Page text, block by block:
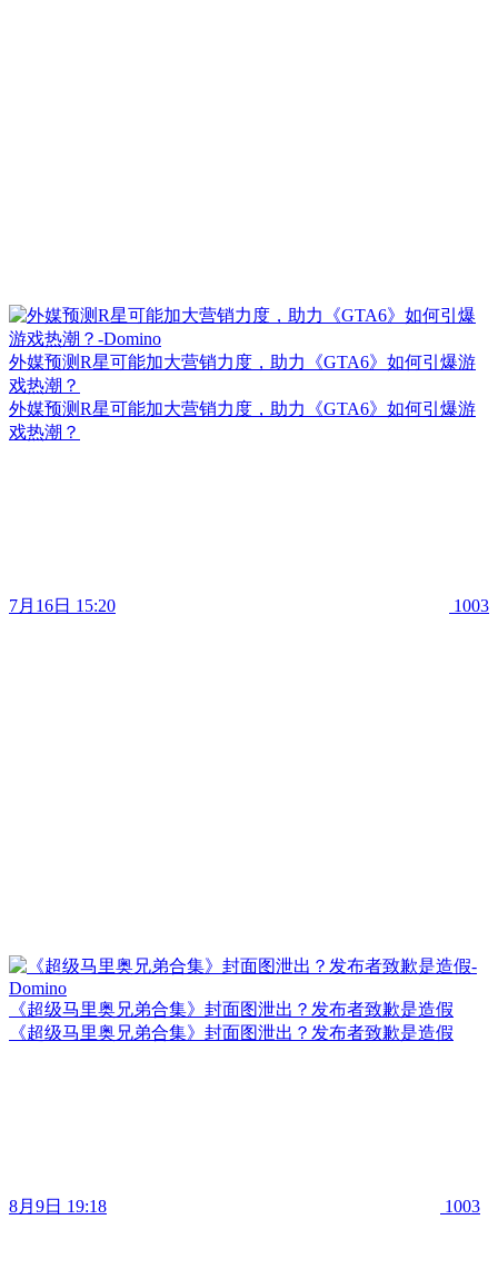
外媒预测R星可能加大营销力度，助力《GTA6》如何引爆游
戏热潮？
外媒预测R星可能加大营销力度，助力《GTA6》如何引爆游
戏热潮？
7月16日 15:20 1003
《超级马里奥兄弟合集》封面图泄出？发布者致歉是造假
《超级马里奥兄弟合集》封面图泄出？发布者致歉是造假
8月9日 19:18 1003